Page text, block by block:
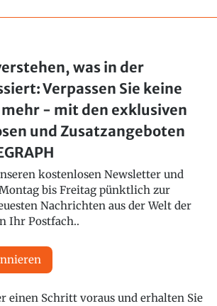
was in der
Verpassen Sie keine
- mit den exklusiven
und Zusatzangeboten
kostenlosen Newsletter und
bis Freitag pünktlich zur
Nachrichten aus der Welt der
Ihr Postfach..
einen Schritt voraus und erhalten Sie